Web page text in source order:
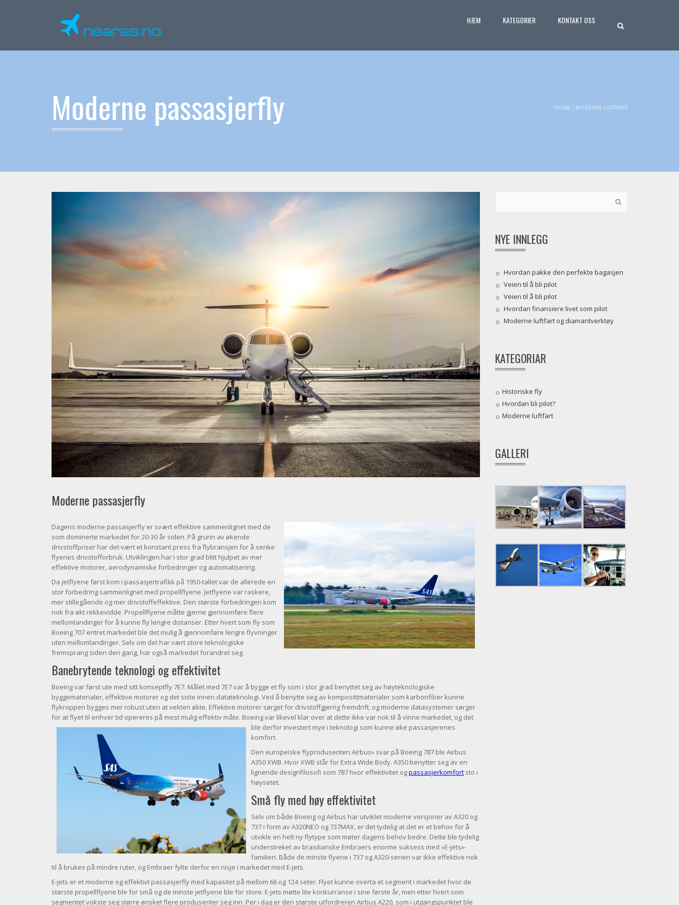
HJEM KATEGORIER KONTAKT OSS
Moderne passasjerfly HOME › MODERNE LUFTFART
Moderne passasjerfly
Dagens moderne passasjerfly er svært effektive sammenlignet med de
som dominerte markedet for 20-30 år siden. På grunn av økende
drivstoffpriser har det vært et konstant press fra flybransjen for å senke
flyenes drivstofforbruk. Utviklingen har i stor grad blitt hjulpet av mer
effektive motorer, aerodynamiske forbedringer og automatisering.
Da jetflyene først kom i passasjertrafikk på 1950-tallet var de allerede en
stor forbedring sammenlignet med propellflyene. Jetflyene var raskere,
mer stillegående og mer drivstoffeffektive. Den største forbedringen kom
nok fra økt rekkevidde. Propellflyene måtte gjerne gjennomføre flere
mellomlandinger for å kunne fly lengre distanser. Etter hvert som fly som
Boeing 707 entret markedet ble det mulig å gjennomføre lengre flyvninger
uten mellomlandinger. Selv om det har vært store teknologiske
fremsprang siden den gang, har også markedet forandret seg.
Banebrytende teknologi og effektivitet
Boeing var først ute med sitt konseptfly 7E7. Målet med 7E7 var å bygge et fly som i stor grad benyttet seg av høyteknologiske
byggematerialer, effektive motorer og det siste innen datateknologi. Ved å benytte seg av komposittmaterialer som karbonfiber kunne
flykroppen bygges mer robust uten at vekten økte. Effektive motorer sørget for drivstoffgjerrig fremdrift, og moderne datasystemer sørger
for at flyet til enhver tid opereres på mest mulig effektiv måte. Boeing var likevel klar over at dette ikke var nok til å vinne markedet, og det
ble derfor investert mye i teknologi som kunne øke passasjerenes
komfort.
Den europeiske flyprodusenten Airbus» svar på Boeing 787 ble Airbus
A350 XWB. Hvor XWB står for Extra Wide Body. A350 benytter seg av en
lignende designfilosofi som 787 hvor effektivitet ogpassasjerkomfort sto i
høysetet.
Små fly med høy effektivitet
Selv om både Boeing og Airbus har utviklet moderne versjoner av A320 og
737 i form av A320NEO og 737MAX, er det tydelig at det er et behov for å
utvikle en helt ny flytype som møter dagens behov bedre. Dette ble tydelig
understreket av brasilianske Embraers enorme suksess med «E-jets»-
familien. Både de minste flyene i 737 og A320-serien var ikke effektive nok
til å brukes på mindre ruter, og Embraer fylte derfor en nisje i markedet med E-jets.
E-jets er et moderne og effektivt passasjerfly med kapasitet på mellom 66 og 124 seter. Flyet kunne overta et segment i markedet hvor de
største propellflyene ble for små og de minste jetflyene ble for store. E-jets møtte lite konkurranse i sine første år, men etter hvert som
segmentet vokste seg større ønsket flere produsenter seg inn. Per i dag er den største utfordreren Airbus A220, som i utgangspunktet ble
NYE INNLEGG
Hvordan pakke den perfekte bagasjen
Veien til å bli pilot
Veien til å bli pilot
Hvordan finansiere livet som pilot
Moderne luftfart og diamantverktøy
KATEGORIAR
Historiske fly
Hvordan bli pilot?
Moderne luftfart
GALLERI